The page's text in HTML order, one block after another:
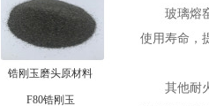
锆刚玉磨头原材料
F80锆刚玉
玻璃熔窑
使用寿命，
其他耐火